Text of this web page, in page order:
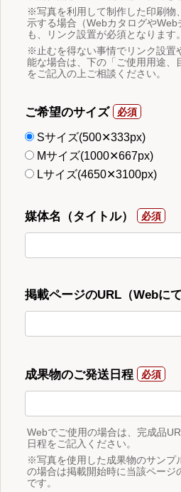
※写真を利用して制作した印刷物
示する場合（WebカタログやWeb
も、リンク設置が必須となります。
※止むを得ない事情でリンク設置
能な場合は、下の「ご使用用途、
をご記入の上ご相談ください。
ご希望のサイズ
Sサイズ(500✕333px)
Mサイズ(1000✕667px)
Lサイズ(4650✕3100px)
媒体名（タイトル）
掲載ページのURL（Webに
成果物のご発送日程
Webでご使用の場合は、完成品
日程をご記入ください。
※写真を使用した成果物のサンプ
の場合は掲載開始時に当該ページ
です。